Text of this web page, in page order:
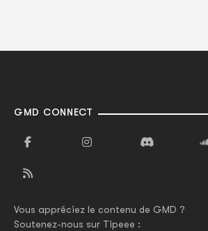
GMD CONNECT
Vous appréciez le contenu de GMD ?
Soutenez-nous sur Tipeee :